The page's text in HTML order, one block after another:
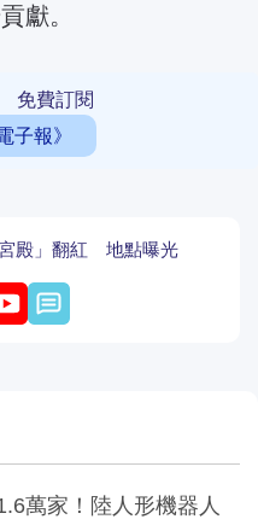
獻。
免費訂閱
子報》
殿」翻紅 地點曝光
萬家！陸人形機器人